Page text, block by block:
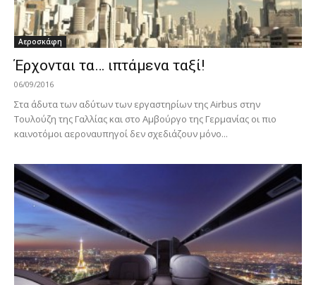
Αεροσκάφη
Έρχονται τα… ιπτάμενα ταξί!
06/09/2016
Στα άδυτα των αδύτων των εργαστηρίων της Airbus στην
Τουλούζη της Γαλλίας και στο Αμβούργο της Γερμανίας οι πιο
καινοτόμοι αεροναυπηγοί δεν σχεδιάζουν μόνο...